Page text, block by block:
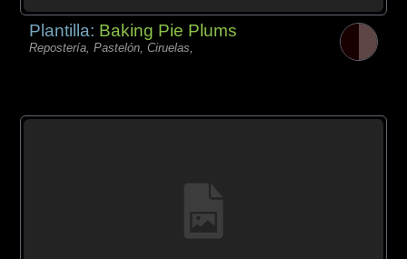
Plantilla: Baking Pie Plums
Repostería, Pastelón, Ciruelas,